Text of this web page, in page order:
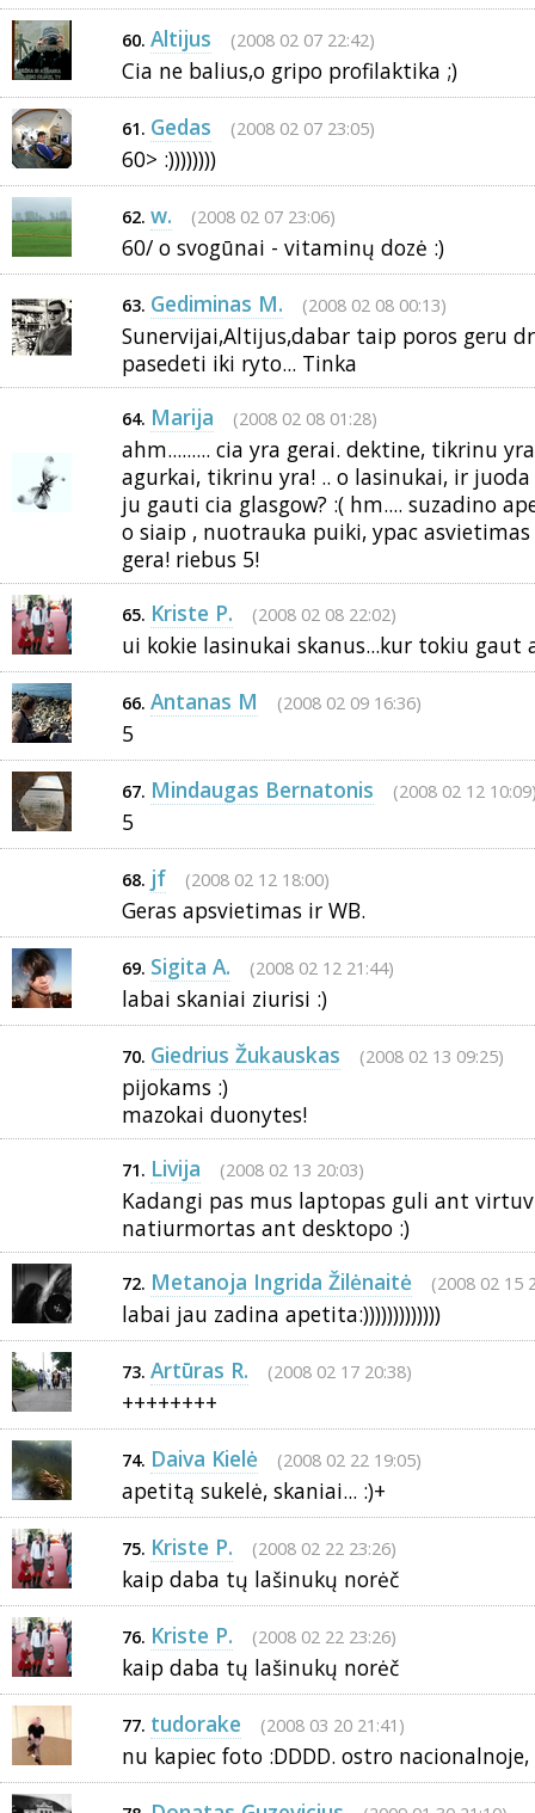
60. Altijus (2008 02 07 22:42)
Cia ne balius,o gripo profilaktika ;)
61. Gedas (2008 02 07 23:05)
60> :))))))))
62. w. (2008 02 07 23:06)
60/ o svogūnai - vitaminų dozė :)
63. Gediminas M. (2008 02 08 00:13)
Sunervijai,Altijus,dabar taip poros geru
pasedeti iki ryto... Tinka
64. Marija (2008 02 08 01:28)
ahm......... cia yra gerai. dektine, tikrinu
agurkai, tikrinu yra! .. o lasinukai, ir
ju gauti cia glasgow? :( hm.... suzadino
o siaip , nuotrauka puiki, ypac
gera! riebus 5!
65. Kriste P. (2008 02 08 22:02)
ui kokie lasinukai skanus...kur tokiu gaut
66. Antanas M (2008 02 09 16:36)
5
67. Mindaugas Bernatonis (2008 02 12
5
68. jf (2008 02 12 18:00)
Geras apsvietimas ir WB.
69. Sigita A. (2008 02 12 21:44)
labai skaniai ziurisi :)
70. Giedrius Žukauskas (2008 02 13 09:25)
pijokams :)
mazokai duonytes!
71. Livija (2008 02 13 20:03)
Kadangi pas mus laptopas guli ant
natiurmortas ant desktopo :)
72. Metanoja Ingrida Žilėnaitė (2008 02 15
labai jau zadina apetita:)))))))))))))
73. Artūras R. (2008 02 17 20:38)
++++++++
74. Daiva Kielė (2008 02 22 19:05)
apetitą sukelė, skaniai... :)+
75. Kriste P. (2008 02 22 23:26)
kaip daba tų lašinukų norėč
76. Kriste P. (2008 02 22 23:26)
kaip daba tų lašinukų norėč
77. tudorake (2008 03 20 21:41)
nu kapiec foto :DDDD. ostro